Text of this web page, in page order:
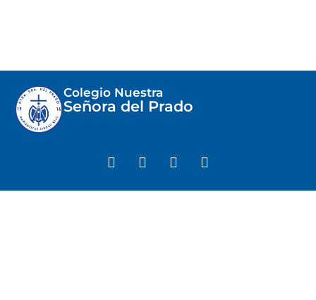
Colegio Nuestra
Señora del Prado